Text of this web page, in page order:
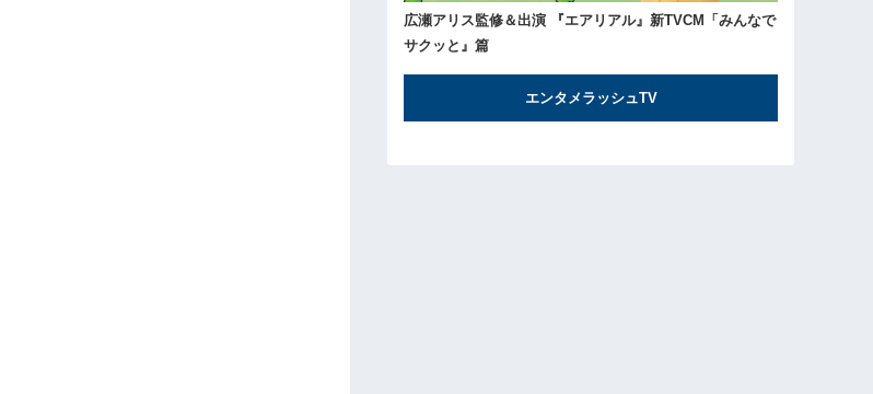
広瀬アリス監修＆出演 『エアリアル』新TVCM「みんなで
サクッと』篇
エンタメラッシュTV